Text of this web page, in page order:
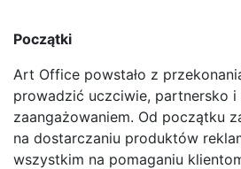
Początki
Art Office powstało z
prowadzić uczciwie, partnersko i
zaangażowaniem. Od początku
na dostarczaniu produktów
wszystkim na pomaganiu